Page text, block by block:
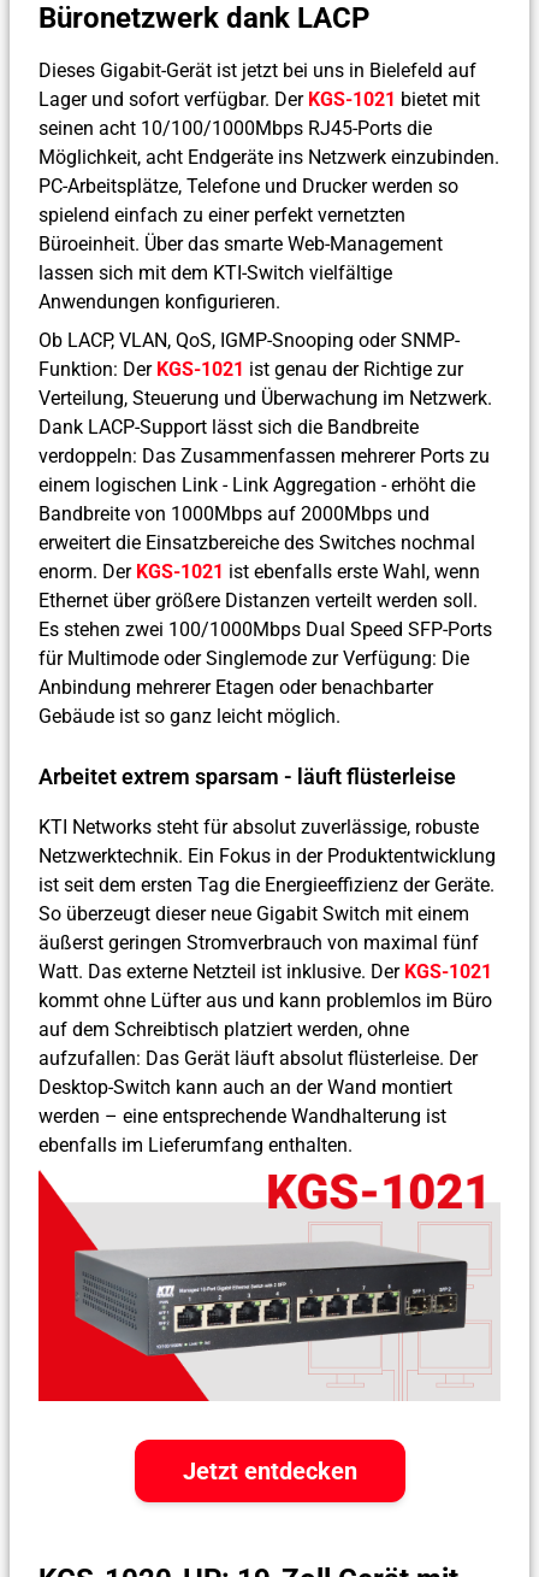
Büronetzwerk dank LACP
Dieses Gigabit-Gerät ist jetzt bei uns in Bielefeld auf
Lager und sofort verfügbar. Der KGS-1021 bietet mit
seinen acht 10/100/1000Mbps RJ45-Ports die
Möglichkeit, acht Endgeräte ins Netzwerk einzubinden.
PC-Arbeitsplätze, Telefone und Drucker werden so
spielend einfach zu einer perfekt vernetzten
Büroeinheit. Über das smarte Web-Management
lassen sich mit dem KTI-Switch vielfältige
Anwendungen konfigurieren.
Ob LACP, VLAN, QoS, IGMP-Snooping oder SNMP-
Funktion: Der KGS-1021 ist genau der Richtige zur
Verteilung, Steuerung und Überwachung im Netzwerk.
Dank LACP-Support lässt sich die Bandbreite
verdoppeln: Das Zusammenfassen mehrerer Ports zu
einem logischen Link - Link Aggregation - erhöht die
Bandbreite von 1000Mbps auf 2000Mbps und
erweitert die Einsatzbereiche des Switches nochmal
enorm. Der KGS-1021 ist ebenfalls erste Wahl, wenn
Ethernet über größere Distanzen verteilt werden soll.
Es stehen zwei 100/1000Mbps Dual Speed SFP-Ports
für Multimode oder Singlemode zur Verfügung: Die
Anbindung mehrerer Etagen oder benachbarter
Gebäude ist so ganz leicht möglich.
Arbeitet extrem sparsam - läuft flüsterleise
KTI Networks steht für absolut zuverlässige, robuste
Netzwerktechnik. Ein Fokus in der Produktentwicklung
ist seit dem ersten Tag die Energieeffizienz der Geräte.
So überzeugt dieser neue Gigabit Switch mit einem
äußerst geringen Stromverbrauch von maximal fünf
Watt. Das externe Netzteil ist inklusive. Der KGS-1021
kommt ohne Lüfter aus und kann problemlos im Büro
auf dem Schreibtisch platziert werden, ohne
aufzufallen: Das Gerät läuft absolut flüsterleise. Der
Desktop-Switch kann auch an der Wand montiert
werden – eine entsprechende Wandhalterung ist
ebenfalls im Lieferumfang enthalten.
Jetzt entdecken